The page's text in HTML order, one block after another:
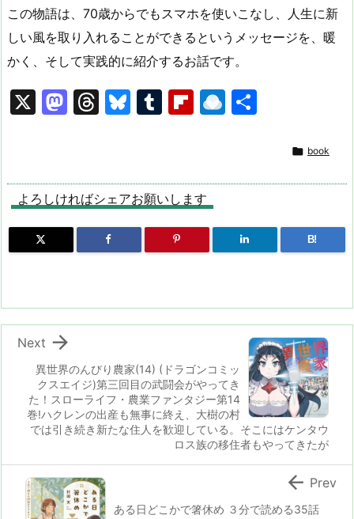
この物語は、 70歳からでもスマホを使いこなし、人生に新
しい風を取り入れることができるというメッセージを、暖
かく、そして実践的に紹介するお話です。
X
M
o
d
o
n
T
a
d
s
Bl
s
k
y
T
bl
r
Fl
o
ar
d
R
dr
p.
io
 book
よろしければシェアお願いします
B!
異世界のんびり農家(14) (ドラゴンコミッ
クスエイジ)第三回目の武闘会がやってき
た！スローライフ・農業ファンタジー第14
巻!ハクレンの出産も無事に終え、大樹の村
では引き続き新たな住人を歓迎している。そこにはケンタウ
ロス族の移住者もやってきたが

Next
ある日どこかで箸休め ３分で読める35話
 Prev